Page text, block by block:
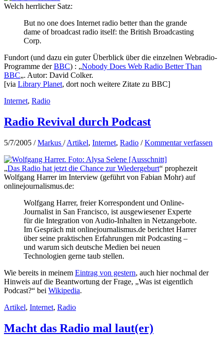
Welch herrlicher Satz:
But no one does Internet radio better than the grande
dame of broadcast radio itself: the British Broadcasting
Corp.
Fundort (und dazu ein guter Überblick über die einzelnen Webradio-
Programme derBBC) : „Nobody Does Web Radio Better Than
BBC„. Autor: David Colker.
[via Library Planet, dort noch weitere Zitate zu BBC]
Internet, Radio
Radio Revival durch Podcast
5/7/2005 /Markus /Artikel, Internet, Radio /Kommentar verfassen
„Das Radio hat jetzt die Chance zur Wiedergeburt“ prophezeit
Wolfgang Harrer im Interview (geführt von Fabian Mohr) auf
onlinejournalismus.de:
Wolfgang Harrer, freier Korrespondent und Online-
Journalist in San Francisco, ist ausgewiesener Experte
für die Integration von Audio-Inhalten in Netzangebote.
Im Gespräch mit onlinejournalismus.de berichtet Harrer
über seine praktischen Erfahrungen mit Podcasting –
und warum sich deutsche Medien bei neuen
Technologien gerne taub stellen.
Wie bereits in meinem Eintrag von gestern, auch hier nochmal der
Hinweis auf die Beantwortung der Frage, „Was ist eigentlich
Podcast?“ bei Wikipedia.
Artikel, Internet, Radio
Macht das Radio mal laut(er)